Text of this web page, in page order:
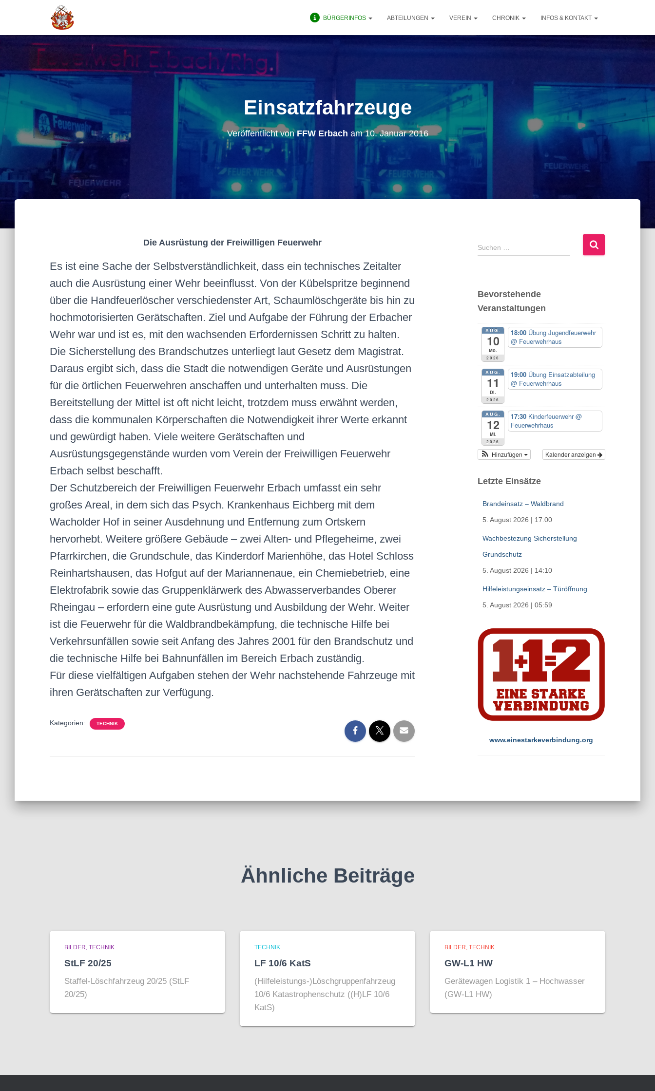
BÜRGERINFOS ABTEILUNGEN VEREIN CHRONIK INFOS & KONTAKT
Einsatzfahrzeuge
Veröffentlicht vonFFW Erbach am10. Januar 2016
Die Ausrüstung der Freiwilligen Feuerwehr
Es ist eine Sache der Selbstverständlichkeit, dass ein technisches Zeitalter
auch die Ausrüstung einer Wehr beeinflusst. Von der Kübelspritze beginnend
über die Handfeuerlöscher verschiedenster Art, Schaumlöschgeräte bis hin zu
hochmotorisierten Gerätschaften. Ziel und Aufgabe der Führung der Erbacher
Wehr war und ist es, mit den wachsenden Erfordernissen Schritt zu halten.
Die Sicherstellung des Brandschutzes unterliegt laut Gesetz dem Magistrat.
Daraus ergibt sich, dass die Stadt die notwendigen Geräte und Ausrüstungen
für die örtlichen Feuerwehren anschaffen und unterhalten muss. Die
Bereitstellung der Mittel ist oft nicht leicht, trotzdem muss erwähnt werden,
dass die kommunalen Körperschaften die Notwendigkeit ihrer Werte erkannt
und gewürdigt haben. Viele weitere Gerätschaften und
Ausrüstungsgegenstände wurden vom Verein der Freiwilligen Feuerwehr
Erbach selbst beschafft.
Der Schutzbereich der Freiwilligen Feuerwehr Erbach umfasst ein sehr
großes Areal, in dem sich das Psych. Krankenhaus Eichberg mit dem
Wacholder Hof in seiner Ausdehnung und Entfernung zum Ortskern
hervorhebt. Weitere größere Gebäude – zwei Alten- und Pflegeheime, zwei
Pfarrkirchen, die Grundschule, das Kinderdorf Marienhöhe, das Hotel Schloss
Reinhartshausen, das Hofgut auf der Mariannenaue, ein Chemiebetrieb, eine
Elektrofabrik sowie das Gruppenklärwerk des Abwasserverbandes Oberer
Rheingau – erfordern eine gute Ausrüstung und Ausbildung der Wehr. Weiter
ist die Feuerwehr für die Waldbrandbekämpfung, die technische Hilfe bei
Verkehrsunfällen sowie seit Anfang des Jahres 2001 für den Brandschutz und
die technische Hilfe bei Bahnunfällen im Bereich Erbach zuständig.
Für diese vielfältigen Aufgaben stehen der Wehr nachstehende Fahrzeuge mit
ihren Gerätschaften zur Verfügung.
Kategorien: TECHNIK
S
u
n
n
Suchen …
Bevorstehende
Veranstaltungen
AUG.
10
Mo.
2026
18:00 Übung Jugendfeuerwehr
@ Feuerwehrhaus
AUG.
11
Di.
2026
19:00 Übung Einsatzabteilung
@ Feuerwehrhaus
AUG.
12
Mi.
2026
17:30 Kinderfeuerwehr@
Feuerwehrhaus
Kalender anzeigen
Hinzufügen
Letzte Einsätze
Brandeinsatz – Waldbrand
5. August 2026 | 17:00
Wachbestezung Sicherstellung
Grundschutz
5. August 2026 | 14:10
Hilfeleistungseinsatz – Türöffnung
5. August 2026 | 05:59
www.einestarkeverbindung.org
Ähnliche Beiträge
BILDER TECHNIK
StLF 20/25
Staffel-Löschfahrzeug 20/25 (StLF
20/25)
TECHNIK
LF 10/6 KatS
(Hilfeleistungs-)Löschgruppenfahrzeug
10/6 Katastrophenschutz ((H)LF 10/6
KatS)
BILDER TECHNIK
GW-L1 HW
Gerätewagen Logistik 1 – Hochwasser
(GW-L1 HW)